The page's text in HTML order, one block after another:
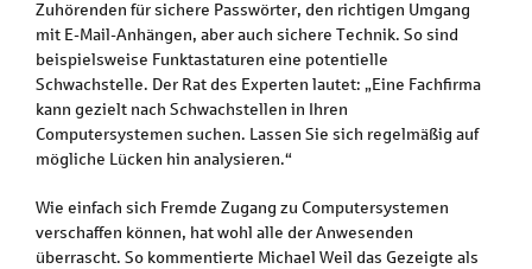
Zuhörenden für sichere Passwörter, den richtigen Umgang
mit E-Mail-Anhängen, aber auch sichere Technik. So sind
beispielsweise Funktastaturen eine potentielle
Schwachstelle. Der Rat des Experten lautet: „Eine Fachfirma
kann gezielt nach Schwachstellen in Ihren
Computersystemen suchen. Lassen Sie sich regelmäßig auf
mögliche Lücken hin analysieren.“
Wie einfach sich Fremde Zugang zu Computersystemen
verschaffen können, hat wohl alle der Anwesenden
überrascht. So kommentierte Michael Weil das Gezeigte als